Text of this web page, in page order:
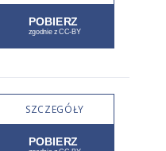
SZCZEGÓŁY